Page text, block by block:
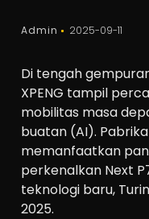
Admin 2025-09-11
Di tengah
XPENG tampil
mobilitas masa
buatan (AI).
memanfaatkan
perkenalkan Next
teknologi baru,
2025.